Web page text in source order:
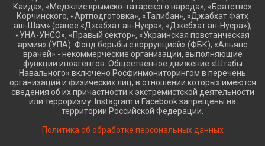
Каида», «Меджлис крымско-татарского народа», «Братство»
Корчинского, «Артподготовка», «Талибан», «Джабхат Фатх
аш-Шам» (ранее «Джабхат ан-Нусра», «Джебхат ан-Нусра»),
«УНА-УНСО», «Правый сектор», «Украинская повстанческая
армия» (УПА). Фонд борьбы с коррупцией» (ФБК), «Альянс
врачей» - некоммерческие организации, выполняющие
функции иноагентов. Общественное движение «Штабы
Навального» включено Росфинмониторингом в перечень
организаций и физических лиц, в отношении которых имеются
сведения об их причастности к экстремистской деятельности
или терроризму. Instagram и Facebook запрещены на
территории Российской Федерации.
Политика об обработке персональных данных